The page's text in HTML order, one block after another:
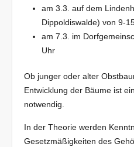
am 3.3. auf dem
Dippoldiswalde) von 9-
am 7.3. im
Uhr
Ob junger oder alter
Entwicklung der Bäume ist
notwendig.
In der Theorie werden
Gesetzmäßigkeiten des